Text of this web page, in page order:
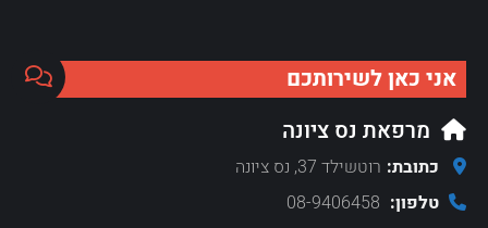
אני כאן לשירותכם
מרפאת נס ציונה
כתובת: רוטשילד 37, נס ציונה
טלפון: